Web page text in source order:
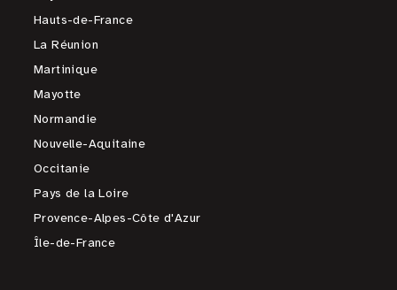
Hauts-de-France
La Réunion
Martinique
Mayotte
Normandie
Nouvelle-Aquitaine
Occitanie
Pays de la Loire
Provence-Alpes-Côte d'Azur
Île-de-France